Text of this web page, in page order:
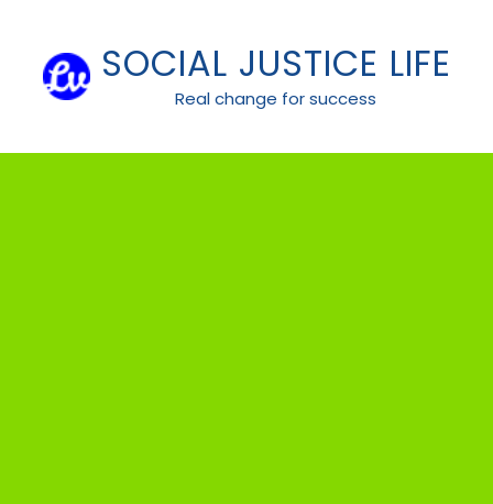
content
SOCIAL JUSTICE LIFE
Real change for success